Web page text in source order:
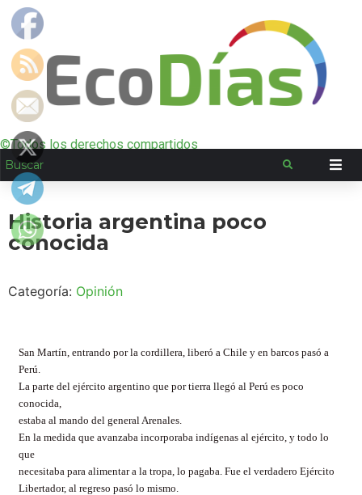
©Todos los derechos compartidos
Historia argentina poco
conocida
Categoría: Opinión
San Martín, entrando por la cordillera, liberó a Chile y en barcos pasó a
Perú.
La parte del ejército argentino que por tierra llegó al Perú es poco
conocida,
estaba al mando del general Arenales.
En la medida que avanzaba incorporaba indígenas al ejército, y todo lo
que
necesitaba para alimentar a la tropa, lo pagaba. Fue el verdadero Ejército
Libertador, al regreso pasó lo mismo.